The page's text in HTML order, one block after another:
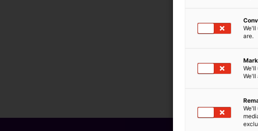
InnoLIMS tarjoaa
tarpeistanne.
We'll
are.
We'll
We'll
We'll